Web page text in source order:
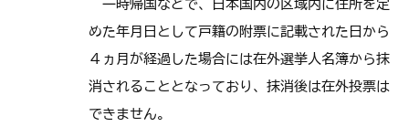
一時帰国などで、日本国内の区域内に住所を定
めた年月日として戸籍の附票に記載された日から
４ヵ月が経過した場合には在外選挙人名簿から抹
消されることとなっており、抹消後は在外投票は
できません。